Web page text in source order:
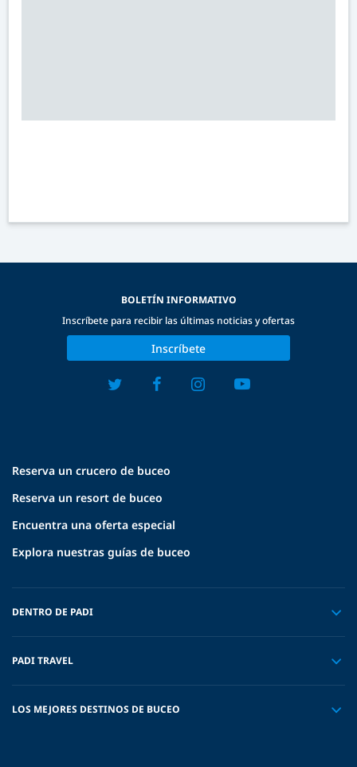
Reserva un crucero de buceo
Reserva un resort de buceo
Encuentra una oferta especial
Explora nuestras guías de buceo
DENTRO DE PADI
PADI TRAVEL
LOS MEJORES DESTINOS DE BUCEO
BOLETÍN INFORMATIVO
Inscríbete para recibir las últimas noticias y ofertas
Inscríbete